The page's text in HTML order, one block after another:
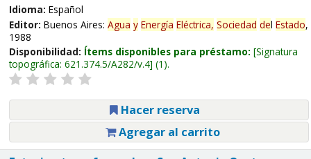
Idioma: Español
Editor: Buenos Aires: Agua y Energía Eléctrica, Sociedad del Estado,
1988
Disponibilidad: Ítems disponibles para préstamo: Signatura
topográfica: 621.374.5/A282/v.4 (1).
Hacer reserva
Agregar al carrito